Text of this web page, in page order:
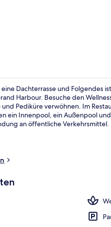
Dachterrasse und Folgendes
Harbour. Besuche den
Pediküre verwöhnen. Im
ein Innenpool, ein Außenpool
an öffentliche Verkehrsmittel.